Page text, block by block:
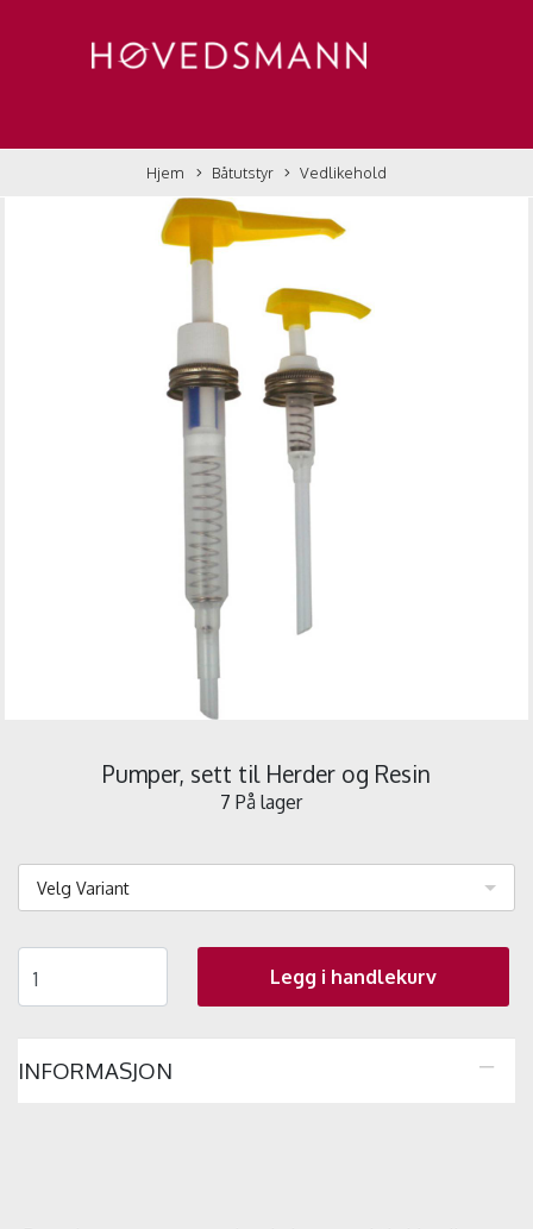
Hjem Båtutstyr Vedlikehold
Pumper, sett til Herder og Resin
7 På lager
Velg Variant
Legg i handlekurv
INFORMASJON